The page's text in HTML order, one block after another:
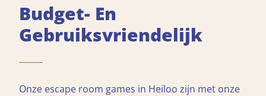
Budget- En
Gebruiksvriendelijk
Onze escape room games in Heiloo zijn met onze